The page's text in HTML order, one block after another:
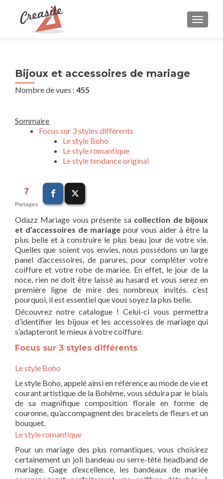
Bijoux et accessoires de mariage
Nombre de vues : 455
Sommaire
Focus sur 3 styles différents
Le style Boho
Le style romantique
Le style tendance original
7
Partages
Odazz Mariage vous présente sa collection de bijoux
et d’accessoires de mariagepour vous aider à être la
plus belle et à construire le plus beau jour de votre vie.
Quelles que soient vos envies, nous possédons un large
panel d’accessoires, de parures, pour compléter votre
coiffure et votre robe de mariée. En effet, le jour de la
noce, rien ne doit être laissé au hasard et vous serez en
première ligne de mire des nombreux invités. c’est
pourquoi, il est essentiel que vous soyez la plus belle.
Découvrez notre catalogue ! Celui-ci vous permettra
d’identifier les bijoux et les accessoires de mariage qui
s’adapteront le mieux à votre coiffure.
Focus sur 3 styles différents
Le style Boho
Le style Boho, appelé ainsi en référence au mode de vie et
courant artistique de la Bohême, vous séduira par le biais
de sa magnifique composition florale en forme de
couronne, qu’accompagnent des bracelets de fleurs et un
bouquet.
Le style romantique
Pour un mariage des plus romantiques, vous choisirez
certainement un joli bandeau ou serre-tête headband de
mariage. Gage d’excellence, les bandeaux de mariée